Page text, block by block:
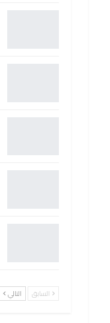
السابق التالي